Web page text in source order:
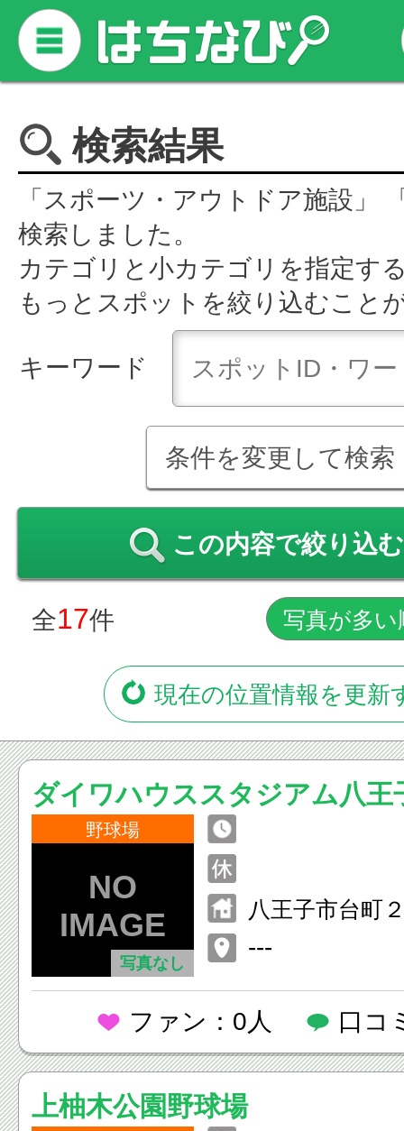
検索結果
「スポーツ・アウトドア施設」
検索しました。
カテゴリと小カテゴリを指定す
もっとスポットを絞り込むこと
キーワード
条件を変更して検索
この内容で絞り込む
全17件
現在の位置情報を更新
ダイワハウススタジアム八王
公園野球場）
野球場
写真なし
八王子市台町
---
ファン：0人 口コ
上柚木公園野球場